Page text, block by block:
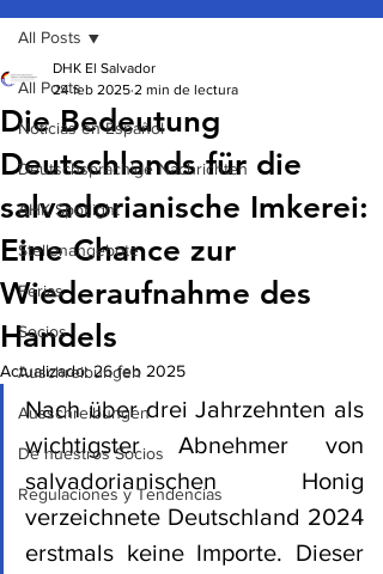
All Posts
Noticias en Español
Deutschsprachige Nachrichten
AHK Spotlight
Stellenangebote
Ferias
Socios
Auschreibungen
Ausschreibungen
De nuestros Socios
Regulaciones y Tendencias
All Posts
Die Bedeutung
Deutschlands für die
salvadorianische Imkerei:
Eine Chance zur
Wiederaufnahme des
Handels
DHK El Salvador
24 feb 2025 2 min de lectura
Actualizado:26 feb 2025
Nach über drei Jahrzehnten als
wichtigster Abnehmer von
salvadorianischen Honig
verzeichnete Deutschland 2024
erstmals keine Importe. Dieser